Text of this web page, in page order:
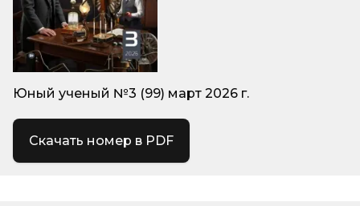
Юный ученый №3 (99) март 2026 г.
Скачать номер в PDF